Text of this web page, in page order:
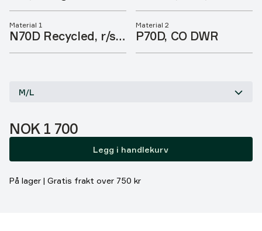
Material 1
N70D Recycled, r/s,
10000 mm water
Material 2
P70D, CO DWR
Alternativer
M/L
Pris:
NOK 1 700
Legg i handlekurv
På lager | Gratis frakt over 750 kr